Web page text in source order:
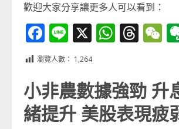
歡迎大家分享讓更多人可以看到：
Facebook
Line
X
瀏覽人數： 1,264
小非農數據強勁 升
緒提升 美股表現疲